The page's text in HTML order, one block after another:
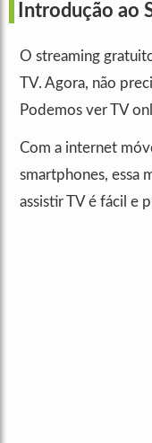
Introdução ao
O streaming
TV. Agora, não
Podemos ver TV
Com a internet
smartphones, essa
assistir TV é fácil e